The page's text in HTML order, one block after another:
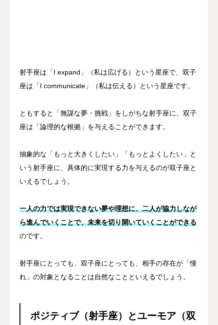
射手座は「I expand」（私は広げる）という星座で、双子
座は「I communicate」（私は伝える）という星座です。
ともすると「無謀な夢・挑戦」をしがちな射手座に、双子
座は「論理的な根拠」を与えることができます。
抽象的な「もっと大きくしたい」「もっとよくしたい」と
いう射手座に、具体的に実現する力を与えるのが双子座と
いえるでしょう。
一人の力では実現できない夢や理想に、二人が協力しなが
ら進んでいくことで、未来を切り開いていくことができる
のです。
射手座にとっても、双子座にとっても、相手の存在が「憧
れ」の対象となることは自然なことといえるでしょう。
ポジティブ（射手座）とユーモア（双